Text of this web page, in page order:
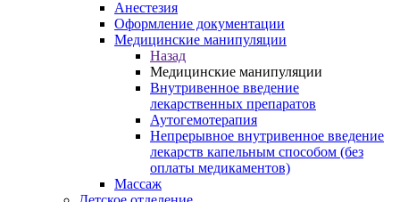
Анестезия
Оформление документации
Медицинские манипуляции
Назад
Медицинские манипуляции
Внутривенное введение
лекарственных препаратов
Аутогемотерапия
Непрерывное внутривенное введение
лекарств капельным способом (без
оплаты медикаментов)
Массаж